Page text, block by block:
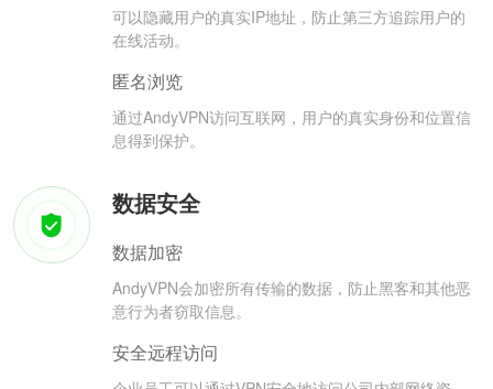
可以隐藏用户的真实IP地址，防止第三方追踪用户的
在线活动。
匿名浏览
通过AndyVPN访问互联网，用户的真实身份和位置信
息得到保护。
数据安全
数据加密
AndyVPN会加密所有传输的数据，防止黑客和其他恶
意行为者窃取信息。
安全远程访问